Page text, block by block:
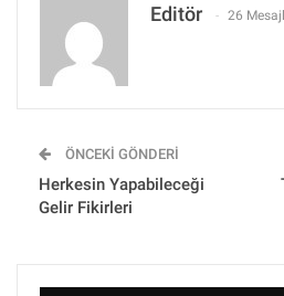
Editör 26
ÖNCEKI GÖNDERI
Herkesin Yapabileceği
Gelir Fikirleri